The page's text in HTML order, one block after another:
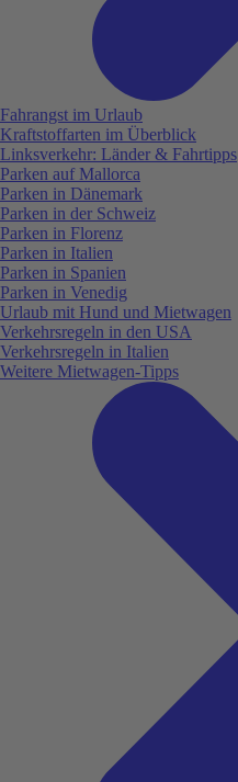
Fahrangst im Urlaub
Kraftstoffarten im Überblick
Linksverkehr: Länder & Fahrtipps
Parken auf Mallorca
Parken in Dänemark
Parken in der Schweiz
Parken in Florenz
Parken in Italien
Parken in Spanien
Parken in Venedig
Urlaub mit Hund und Mietwagen
Verkehrsregeln in den USA
Verkehrsregeln in Italien
Weitere Mietwagen-Tipps